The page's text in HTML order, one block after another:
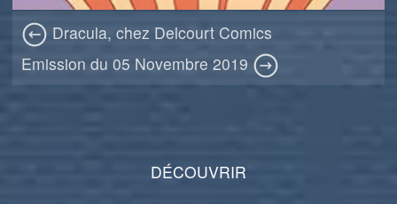
Dracula, chez Delcourt Comics
Emission du 05 Novembre 2019
DÉCOUVRIR